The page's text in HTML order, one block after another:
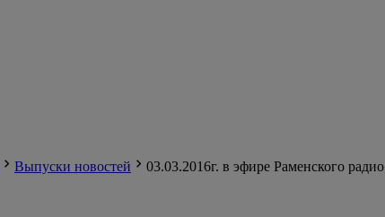
Выпуски новостей 03.03.2016г. в эфире Раменского радио